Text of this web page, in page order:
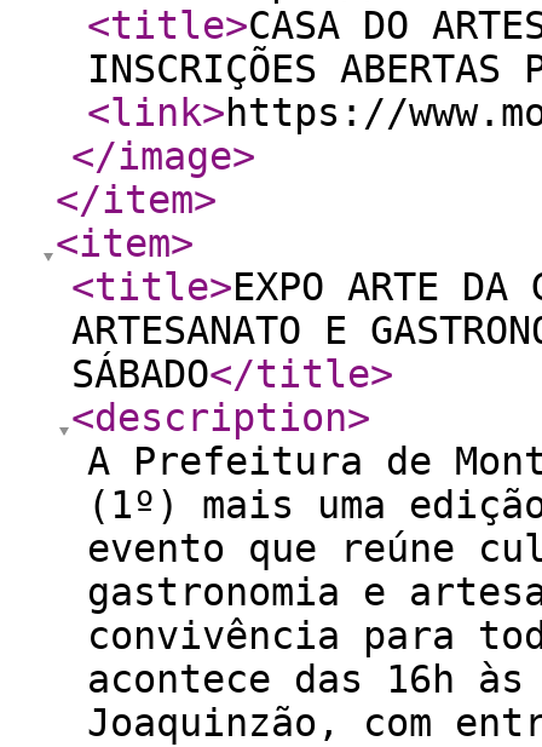
<title>CASA DO
INSCRIÇÕES ABERTAS
<link>https://
</image>
</item>
<item>
<title>EXPO ARTE DA
ARTESANATO E
SÁBADO</title>
<description>
A Prefeitura de
(1º) mais uma
evento que reúne
gastronomia e
convivência para
acontece das 16h
Joaquinzão, com